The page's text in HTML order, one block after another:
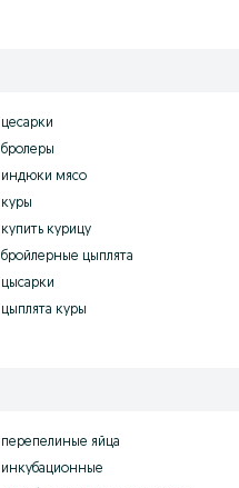
цесарки
бролеры
индюки мясо
куры
купить курицу
бройлерные цыплята
цысарки
цыплята куры
перепелиные яйца
инкубационные